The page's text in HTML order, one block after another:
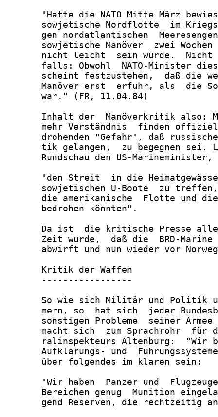
"Hatte die NATO Mitte März
sowjetische Nordflotte  im
gen nordatlantischen
sowjetische Manöver  zwei
nicht leicht  sein würde.
falls: Obwohl  NATO-Minister
scheint festzustehen,  daß die
Manöver erst  erfuhr, als  die
       war." (FR, 11.04.84)
Inhalt der  Manöverkritik also:
mehr Verständnis  finden
drohenden "Gefahr", daß
tik gelangen,  zu begegnen sei.
Rundschau den US-
"den Streit  in die
sowjetischen U-Boote  zu
die amerikanische  Flotte und
       bedrohen könnten".
Da ist  die kritische Presse
Zeit wurde,  daß die  BRD-
abwirft und nun wieder vor
       Kritik der Waffen
       -----------------
So wie sich Militär und Politik
mern, so  hat sich  jeder
sonstigen Probleme  seiner
macht sich  zum Sprachrohr  für
ralinspekteurs Altenburg:  "Wir
Aufklärungs- und
       über folgendes im klaren sein:
"Wir haben  Panzer und
Bereichen genug  Munition
gend Reserven, die rechtzeitig